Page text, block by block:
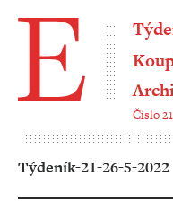
Číslo
Týdeník-21-26-5-2022